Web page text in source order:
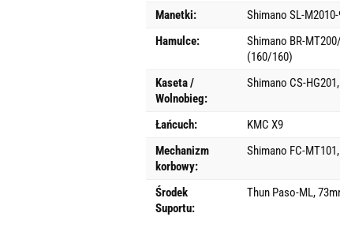
Manetki:
Shimano SL-
Hamulce:
Shimano BR-
(160/160)
Kaseta /
Wolnobieg:
Shimano CS-
Łańcuch:
KMC X9
Mechanizm
korbowy:
Shimano FC-
Środek
Suportu:
Thun Paso-ML,